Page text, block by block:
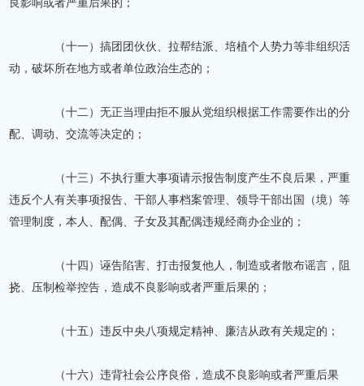
良影响或者严重后果的；
（十一）搞团团伙伙、拉帮结派、培植个人势力等非组织活
动，破坏所在地方或者单位政治生态的；
（十二）无正当理由拒不服从党组织根据工作需要作出的分
配、调动、交流等决定的；
（十三）不执行重大事项请示报告制度产生不良后果，严重
违反个人有关事项报告、干部人事档案管理、领导干部出国（境）等
管理制度，本人、配偶、子女及其配偶违规经商办企业的；
（十四）诬告陷害、打击报复他人，制造或者散布谣言，阻
挠、压制检举控告，造成不良影响或者严重后果的；
（十五）违反中央八项规定精神、廉洁从政有关规定的；
（十六）违背社会公序良俗，造成不良影响或者严重后果